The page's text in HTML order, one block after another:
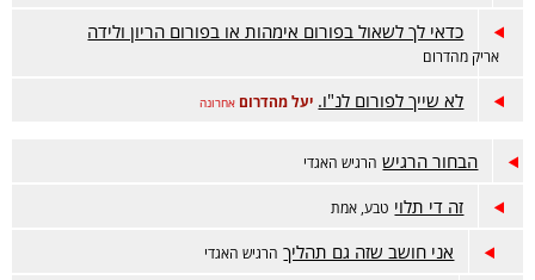
כדאי לך לשאול בפורום אימהות או בפורום הריון ולידה
אריק מהדרום
לא שייך לפורום לנ"ו. יעל מהדרום אחרונה
הבחור הרגיש הרגיש האגדי
זה די תלוי טבע, אמת
אני חושב שזה גם תהליך הרגיש האגדי